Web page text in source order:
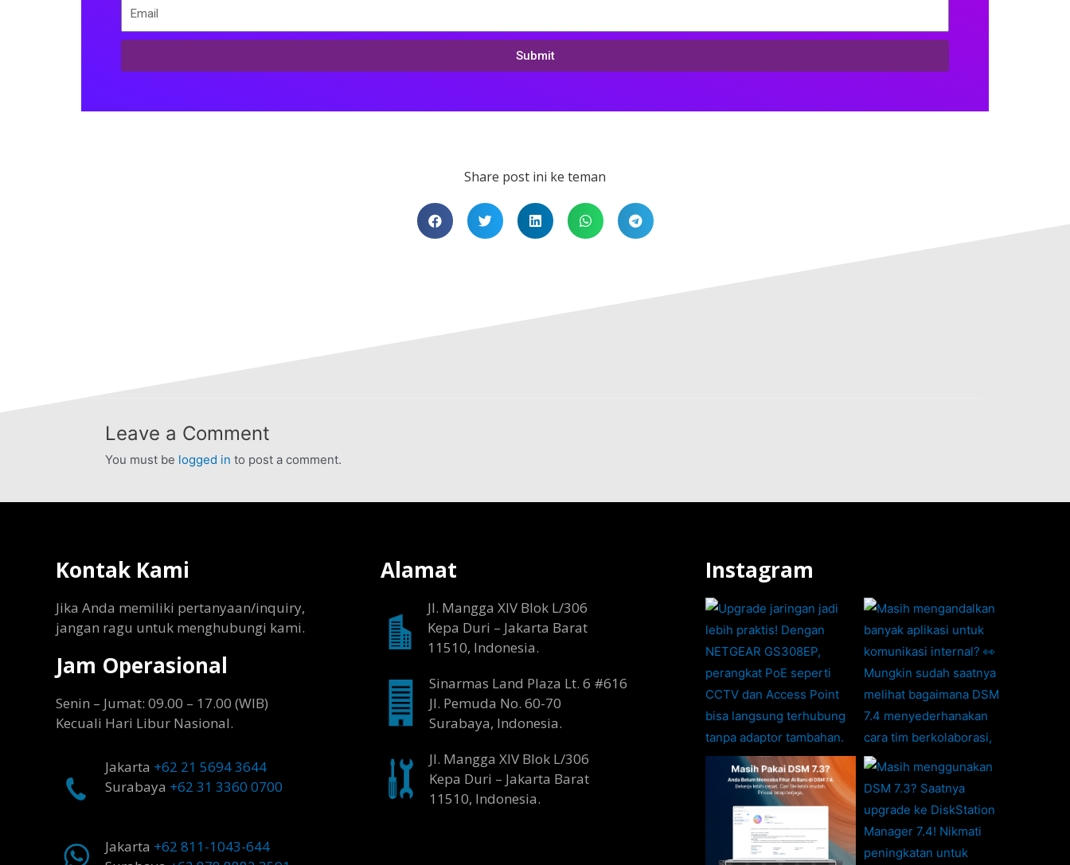
Submit
Share post ini ke teman
Leave a Comment
You must be logged in to post a comment.
Kontak Kami
Jika Anda memiliki pertanyaan/inquiry,
jangan ragu untuk menghubungi kami.
Jam Operasional
Senin – Jumat: 09.00 – 17.00 (WIB)
Kecuali Hari Libur Nasional.
Jakarta +62 21 5694 3644
Surabaya +62 31 3360 0700
Jakarta +62 811-1043-644
Alamat
Jl. Mangga XIV Blok L/306
Kepa Duri – Jakarta Barat
11510, Indonesia.
Sinarmas Land Plaza Lt. 6 #616
Jl. Pemuda No. 60-70
Surabaya, Indonesia.
Jl. Mangga XIV Blok L/306
Kepa Duri – Jakarta Barat
11510, Indonesia.
Instagram